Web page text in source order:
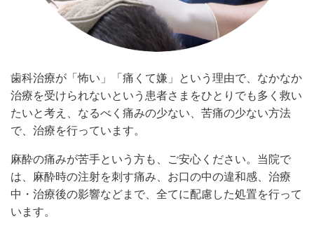
歯科治療が「怖い」「痛くて嫌」という理由で、なかなか
治療を受けられないという患者さまをひとりでも多く救い
たいと考え、なるべく痛みの少ない、苦痛の少ない方法
で、治療を行っています。
麻酔の痛みが苦手という方も、ご安心ください。当院で
は、麻酔時の注射を刺す痛み、お口の中の違和感、治療
中・治療後の影響などまで、全てに配慮した処置を行って
います。